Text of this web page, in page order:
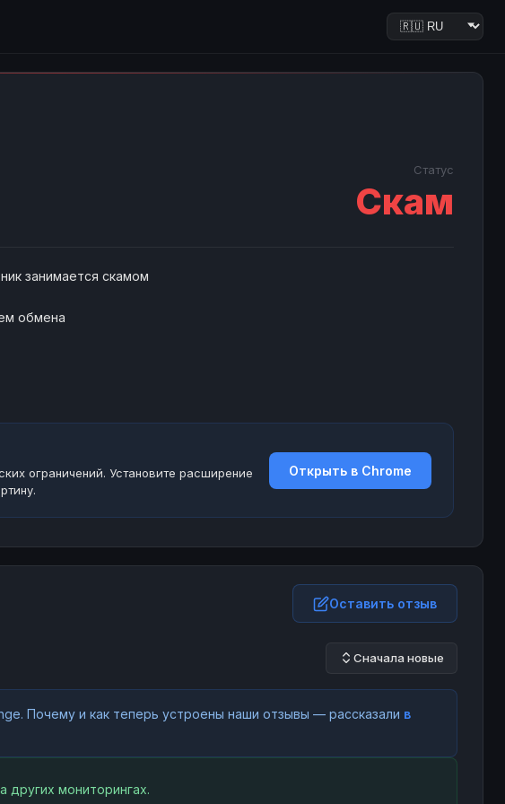
Статус
Скам
занимается скамом
обмена
ограничений. Установите расширение
Открыть в Chrome
Оставить отзыв
Сначала новые
Почему и как теперь устроены наши отзывы — рассказали в
мониторингах.